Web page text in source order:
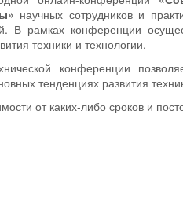
научных сотрудников и
В рамках конференции
техники и технологии.
конференции
тенденциях развития
от каких-либо сроков и